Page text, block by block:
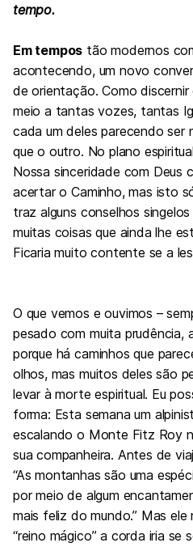
tempo.
Em tempos tão modernos
acontecendo, um novo
de orientação. Como
meio a tantas vozes, tantas
cada um deles parecendo ser
que o outro. No plano
Nossa sinceridade com Deus
acertar o Caminho, mas isto
traz alguns conselhos
muitas coisas que ainda lhe
Ficaria muito contente se a
O que vemos e ouvimos –
pesado com muita prudência,
porque há caminhos que
olhos, mas muitos deles são
levar à morte espiritual. Eu
forma: Esta semana um
escalando o Monte Fitz Roy
sua companheira. Antes de
“As montanhas são uma
por meio de algum
mais feliz do mundo.” Mas
“reino mágico” a corda iria se